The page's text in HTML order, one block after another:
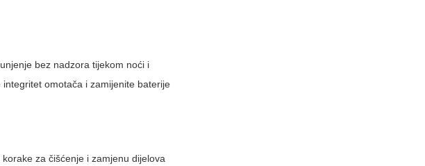
bez nadzora tijekom noći i
omotača i zamijenite baterije
za čišćenje i zamjenu dijelova